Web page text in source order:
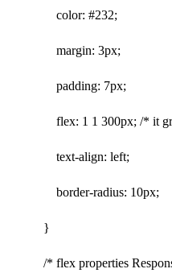
color: #232;
margin: 3px;
padding: 7px;
flex: 1 1 300px; /* it
text-align: left;
border-radius: 10px;
}
/* flex properties